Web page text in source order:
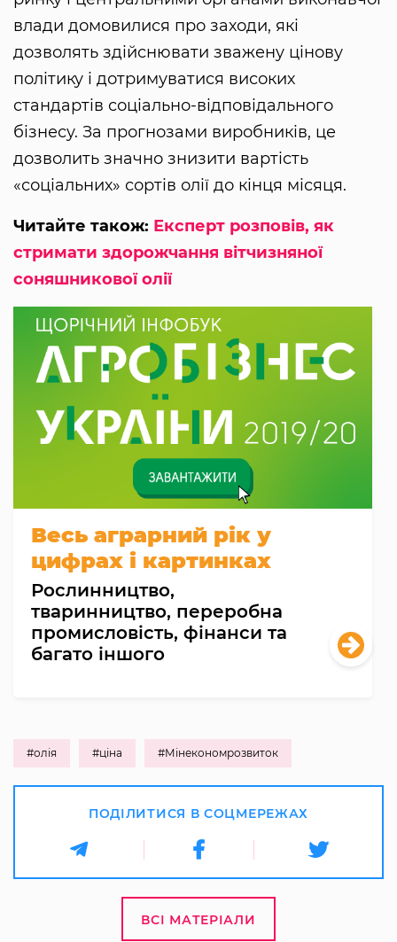
влади домовилися про заходи, які
дозволять здійснювати зважену цінову
політику і дотримуватися високих
стандартів соціально-відповідального
бізнесу. За прогнозами виробників, це
дозволить значно знизити вартість
«соціальних» сортів олії до кінця місяця.
Читайте також: Експерт розповів, як
стримати здорожчання вітчизняної
соняшникової олії
Весь аграрний рік у
цифрах і картинках
Рослинництво,
тваринництво, переробна
промисловість, фінанси та
багато іншого
#олія #ціна #Мінекономрозвиток
ПОДІЛИТИСЯ В СОЦМЕРЕЖАХ
ВСІ МАТЕРІАЛИ